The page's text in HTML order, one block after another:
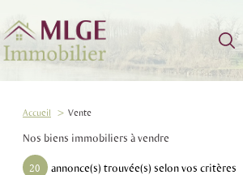
Accueil
Accueil Vente
Nos biens immobiliers à vendre
20 annonce(s) trouvée(s) selon vos critères